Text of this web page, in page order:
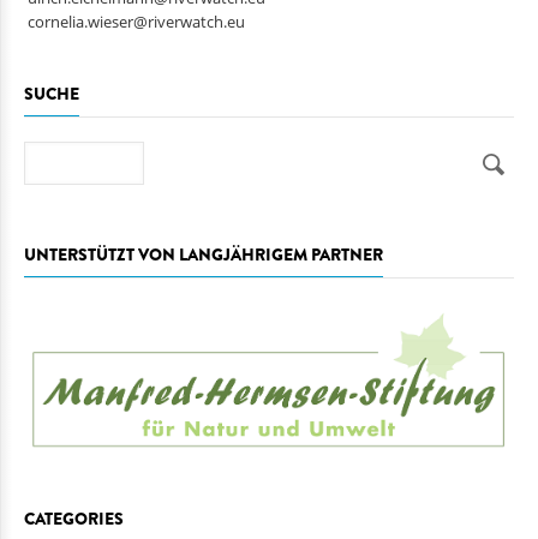
cornelia.wieser@riverwatch.eu
SUCHE
Suche
UNTERSTÜTZT VON LANGJÄHRIGEM PARTNER
CATEGORIES